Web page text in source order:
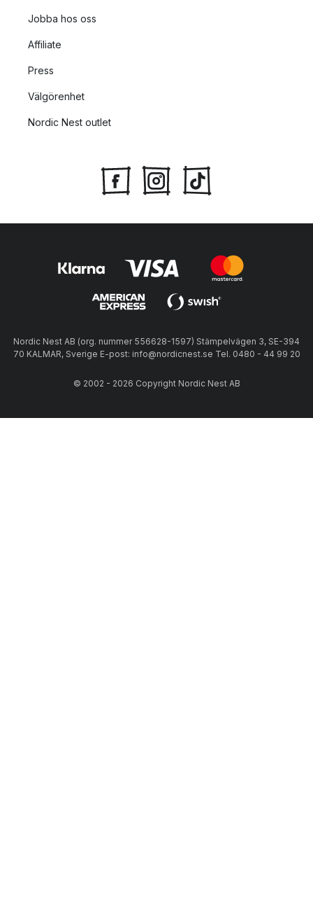
Jobba hos oss
Affiliate
Press
Välgörenhet
Nordic Nest outlet
Nordic Nest AB (org. nummer 556628-1597) Stämpelvägen 3, SE-394
70 KALMAR, Sverige E-post: info@nordicnest.se Tel. 0480 - 44 99 20
© 2002 - 2026 Copyright Nordic Nest AB